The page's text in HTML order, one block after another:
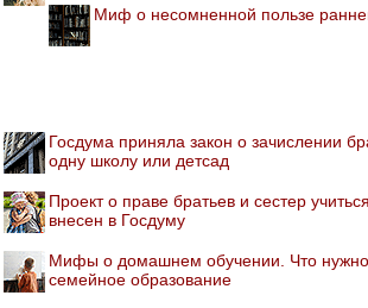
Миф о несомненной пользе
Госдума приняла закон о зачислении
одну школу или детсад
Проект о праве братьев и сестер
внесен в Госдуму
Мифы о домашнем обучении. Что нужно
семейное образование